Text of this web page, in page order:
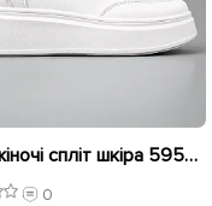
Кеди жіночі спліт шкіра 595936 Білі
0